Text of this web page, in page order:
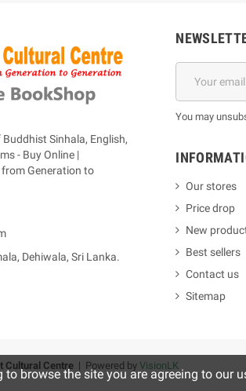
Sinhala, English,
- Buy Online |
from Generation to
Dehiwala, Sri Lanka.
You may
Our stores
Price drop
New
Best sellers
Contact us
Sitemap
Cultural Centre | Powered by VisionLK
browse the site you are agreeing to our